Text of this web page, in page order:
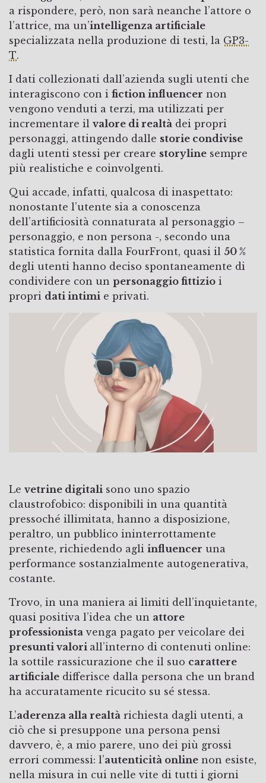
a rispondere, però, non sarà neanche l’attore o
l’attrice, ma un’intelligenza artificiale
specializzata nella produzione di testi, la GP3-
T.
I dati collezionati dall’azienda sugli utenti che
interagiscono con i fiction influencer non
vengono venduti a terzi, ma utilizzati per
incrementare il valore di realtà dei propri
personaggi, attingendo dalle storie condivise
dagli utenti stessi per creare storyline sempre
più realistiche e coinvolgenti.
Qui accade, infatti, qualcosa di inaspettato:
nonostante l’utente sia a conoscenza
dell’artificiosità connaturata al personaggio –
personaggio, e non persona -, secondo una
statistica fornita dalla FourFront, quasi il 50 %
degli utenti hanno deciso spontaneamente di
condividere con un personaggio fittizio i
propri dati intimi e privati.
Le vetrine digitali sono uno spazio
claustrofobico: disponibili in una quantità
pressoché illimitata, hanno a disposizione,
peraltro, un pubblico ininterrottamente
presente, richiedendo agli influencer una
performance sostanzialmente autogenerativa,
costante.
Trovo, in una maniera ai limiti dell’inquietante,
quasi positiva l’idea che un attore
professionista venga pagato per veicolare dei
presunti valori all’interno di contenuti online:
la sottile rassicurazione che il suo carattere
artificiale differisce dalla persona che un brand
ha accuratamente ricucito su sé stessa.
L’aderenza alla realtà richiesta dagli utenti, a
ciò che si presuppone una persona pensi
davvero, è, a mio parere, uno dei più grossi
errori commessi: l’autenticità online non esiste,
nella misura in cui nelle vite di tutti i giorni